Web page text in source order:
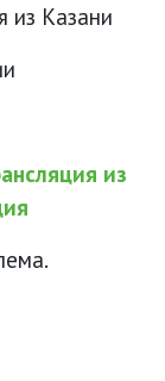
из Казани
из